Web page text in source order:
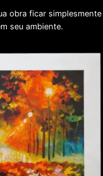
obra ficar simplesmente
seu ambiente.